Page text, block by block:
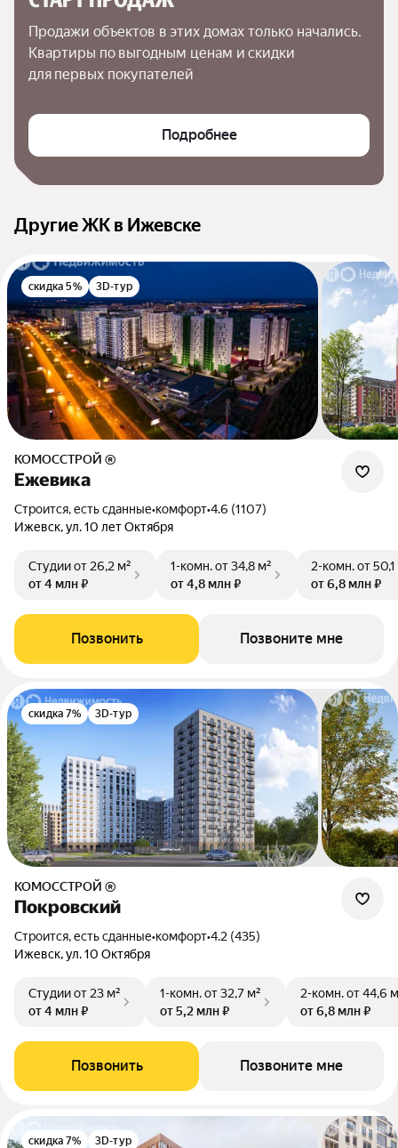
Продажи объектов в этих домах только начались.
Квартиры по выгодным ценам и скидки
для первых покупателей
Подробнее
Другие ЖК в Ижевске
скидка 5% 3D-тур
КОМОССТРОЙ ®
Ежевика
Строится, есть сданные•комфорт•4.6 (1107)
Ижевск, ул. 10 лет Октября
Студииот 26,2 м²
от 4 млн ₽
1-комн.от 34,8 м²
от 4,8 млн ₽
2-комн.от
от 6,8 млн ₽
Позвонить Позвоните мне
скидка 7% 3D-тур
КОМОССТРОЙ ®
Покровский
Строится, есть сданные•комфорт•4.2 (435)
Ижевск, ул. 10 Октября
Студииот 23 м²
от 4 млн ₽
1-комн.от 32,7 м²
от 5,2 млн ₽
2-комн.от 44,6
от 6,8 млн ₽
Позвонить Позвоните мне
скидка 7% 3D-тур